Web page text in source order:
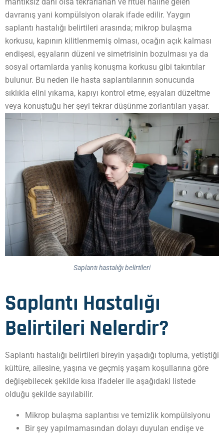
mantıksız dahi olsa tekrarlanan ve ritüel haline gelen
davranış yani kompülsiyon olarak ifade edilir. Yaygın
saplantı hastalığı belirtileri arasında; mikrop bulaşma
korkusu, kapının kilitlenmemiş olması, ocağın açık kalması
endişesi, eşyaların düzeni ve simetrisinin bozulması ya da
sosyal ortamlarda yanlış konuşma korkusu gibi takıntılar
bulunur. Bu neden ile hasta saplantılarının sonucunda
sıklıkla elini yıkama, kapıyı kontrol etme, eşyaları düzeltme
veya konuştuğu her şeyi tekrar düşünme zorlantıları yaşar.
Saplantı hastalığı belirtileri
Saplantı Hastalığı
Belirtileri Nelerdir?
Saplantı hastalığı belirtileri bireyin yaşadığı topluma, yetiştiği
kültüre, ailesine, yaşına ve geçmiş yaşam koşullarına göre
değişebilecek şekilde kısa ifadeler ile aşağıdaki listede
olduğu şekilde sayılabilir.
Mikrop bulaşma saplantısı ve temizlik kompülsiyonu
Bir şey yapılmamasından dolayı duyulan endişe ve